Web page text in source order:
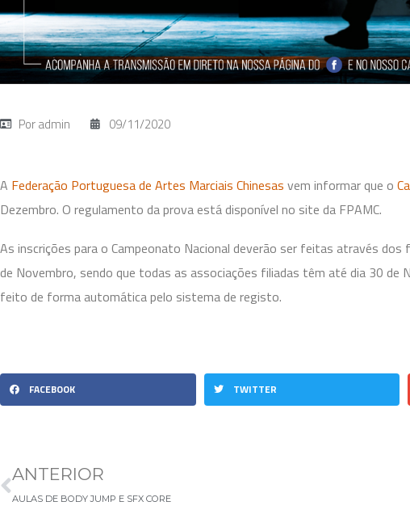
Poradmin 09/11/2020
A Federação Portuguesa de Artes Marciais Chinesas vem informar que o
Dezembro. O regulamento da prova está disponível no site da FPAMC.
As inscrições para o Campeonato Nacional deverão ser feitas através
de Novembro, sendo que todas as associações filiadas têm até dia 30 de
feito de forma automática pelo sistema de registo.
FACEBOOK TWITTER
ANTERIOR
AULAS DE BODY JUMP E SFX CORE